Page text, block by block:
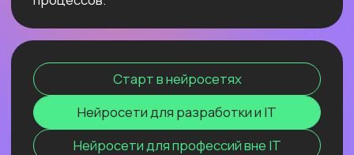
Нейросети для профессий вне IT
ОНЛАЙН-СЕМИНАР
ПО ПЕРПЛЕКСИТИ ИИ ДЛЯ
ПЕДАГОГОВ
И РЕПЕТИТОРОВ
Соберем «вау-урок» для ваших
учеников и студентов за минуты
и расскажем, как сделать это
стабильной практикой.